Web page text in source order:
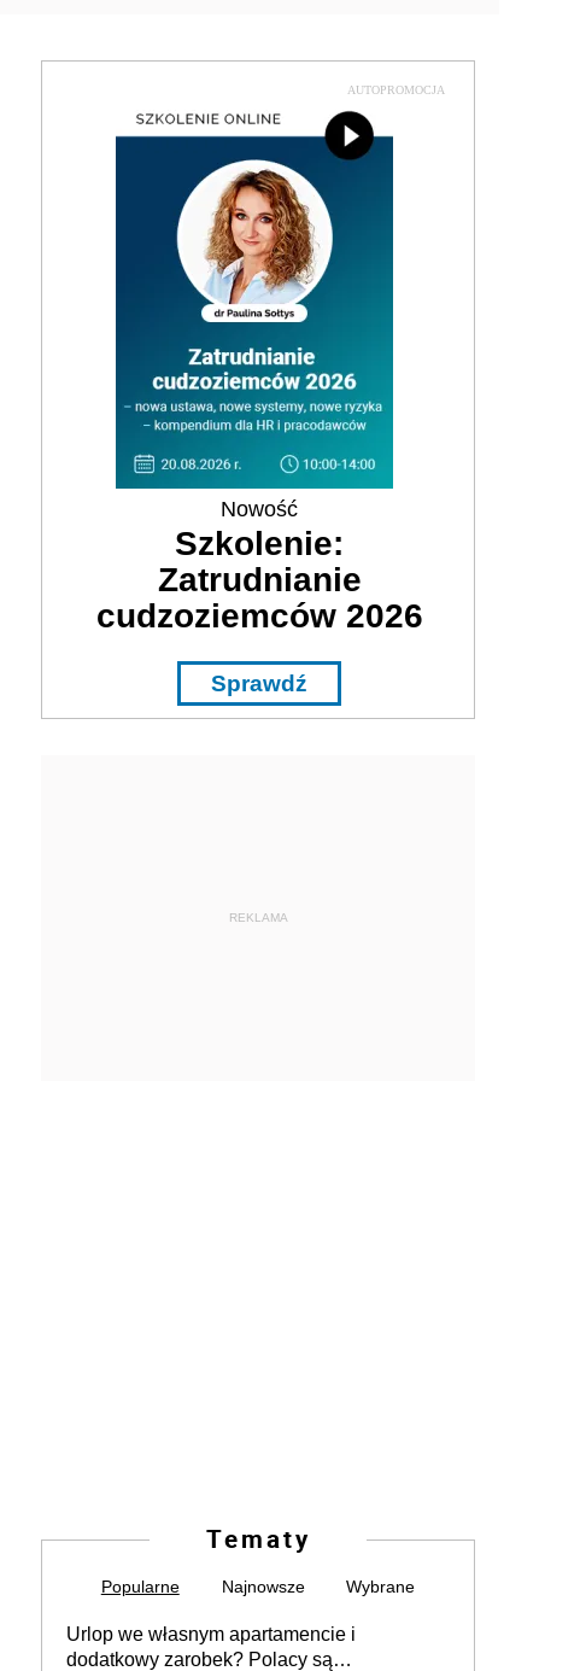
AUTOPROMOCJA
Nowość
Szkolenie:
Zatrudnianie
cudzoziemców 2026
Sprawdź
REKLAMA
Tematy
Popularne Najnowsze Wybrane
Urlop we własnym apartamencie i
dodatkowy zarobek? Polacy są